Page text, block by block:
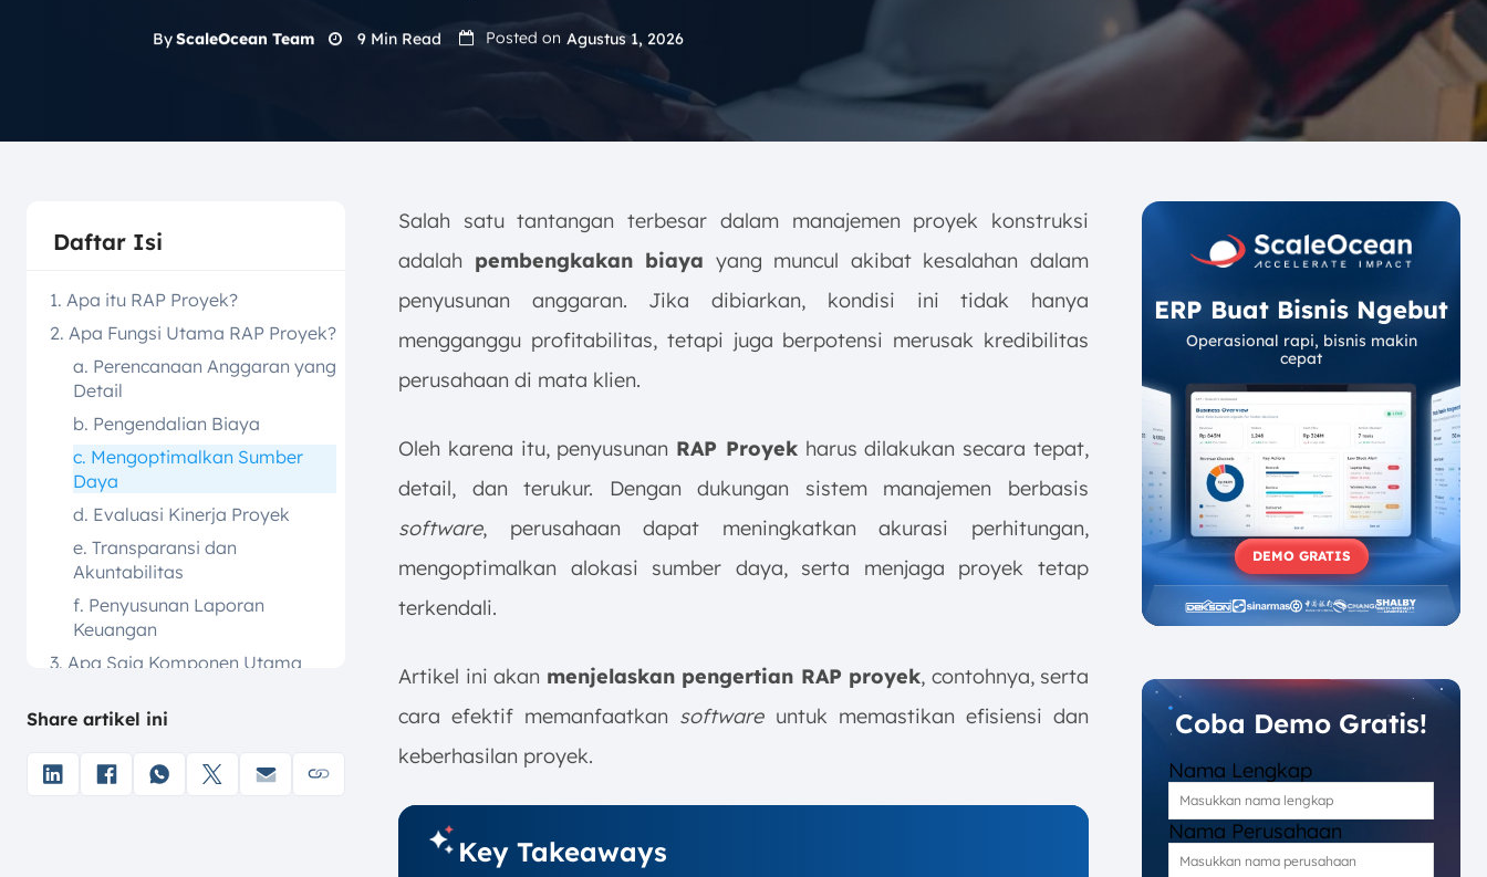
ByScaleOcean Team 9 Min Read Posted on Agustus 1, 2026
Daftar Isi
1. Apa itu RAP Proyek?
2. Apa Fungsi Utama RAP Proyek?
a. Perencanaan Anggaran yang
Detail
b. Pengendalian Biaya
c. Mengoptimalkan Sumber
Daya
d. Evaluasi Kinerja Proyek
e. Transparansi dan
Akuntabilitas
f. Penyusunan Laporan
Keuangan
3. Apa Saja Komponen Utama
a. Rincian Biaya Material
b. Biaya Tenaga Kerja
c. Biaya Peralatan
Share artikel ini
Salah satu tantangan terbesar dalam manajemen proyek konstruksi
adalah pembengkakan biaya yang muncul akibat kesalahan dalam
penyusunan anggaran. Jika dibiarkan, kondisi ini tidak hanya
mengganggu profitabilitas, tetapi juga berpotensi merusak kredibilitas
perusahaan di mata klien.
Oleh karena itu, penyusunan RAP Proyekharus dilakukan secara tepat,
detail, dan terukur. Dengan dukungan sistem manajemen berbasis
software, perusahaan dapat meningkatkan akurasi perhitungan,
mengoptimalkan alokasi sumber daya, serta menjaga proyek tetap
terkendali.
Artikel ini akan menjelaskan pengertian RAP proyek, contohnya, serta
cara efektif memanfaatkan softwareuntuk memastikan efisiensi dan
keberhasilan proyek.
Key Takeaways
ERP Buat Bisnis Ngebut
Operasional rapi, bisnis makin
cepat
DEMO GRATIS
Coba Demo Gratis!
Nama Lengkap
Nama Perusahaan